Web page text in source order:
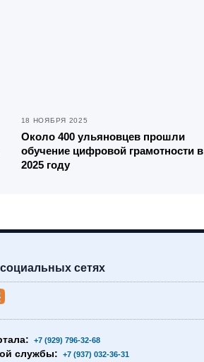
18 НОЯБРЯ 2025
Около 400 ульяновцев прошли
обучение цифровой грамотности в
2025 году
сетях
+7 (929) 796-32-68
службы: +7 (937) 032-36-31